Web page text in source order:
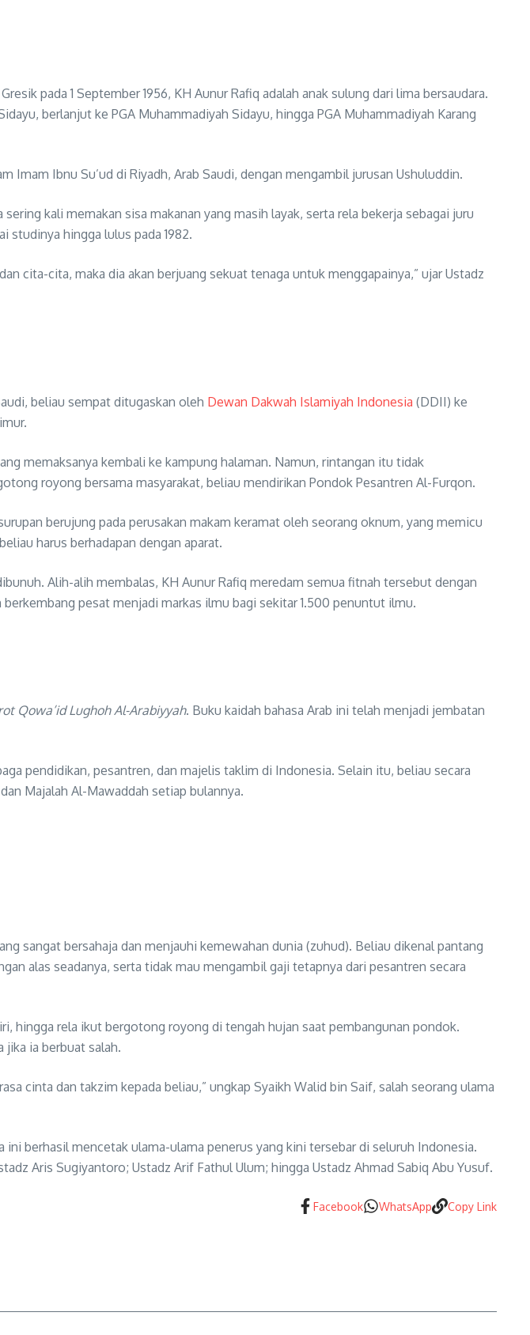
pada 1 September 1956, KH Aunur Rafiq adalah anak sulung dari lima bersaudara.
berlanjut ke PGA Muhammadiyah Sidayu, hingga PGA Muhammadiyah Karang
Ibnu Su’ud di Riyadh, Arab Saudi, dengan mengambil jurusan Ushuluddin.
kali memakan sisa makanan yang masih layak, serta rela bekerja sebagai juru
studinya hingga lulus pada 1982.
cita-cita, maka dia akan berjuang sekuat tenaga untuk menggapainya,” ujar Ustadz
beliau sempat ditugaskan oleh Dewan Dakwah Islamiyah Indonesia (DDII) ke
memaksanya kembali ke kampung halaman. Namun, rintangan itu tidak
royong bersama masyarakat, beliau mendirikan Pondok Pesantren Al-Furqon.
berujung pada perusakan makam keramat oleh seorang oknum, yang memicu
harus berhadapan dengan aparat.
Alih-alih membalas, KH Aunur Rafiq meredam semua fitnah tersebut dengan
pesat menjadi markas ilmu bagi sekitar 1.500 penuntut ilmu.
Qowa’id Lughoh Al-Arabiyyah. Buku kaidah bahasa Arab ini telah menjadi jembatan
pendidikan, pesantren, dan majelis taklim di Indonesia. Selain itu, beliau secara
Majalah Al-Mawaddah setiap bulannya.
sangat bersahaja dan menjauhi kemewahan dunia (zuhud). Beliau dikenal pantang
alas seadanya, serta tidak mau mengambil gaji tetapnya dari pesantren secara
hingga rela ikut bergotong royong di tengah hujan saat pembangunan pondok.
ia berbuat salah.
cinta dan takzim kepada beliau,” ungkap Syaikh Walid bin Saif, salah seorang ulama
berhasil mencetak ulama-ulama penerus yang kini tersebar di seluruh Indonesia.
Aris Sugiyantoro; Ustadz Arif Fathul Ulum; hingga Ustadz Ahmad Sabiq Abu Yusuf.
Facebook WhatsApp Copy Link